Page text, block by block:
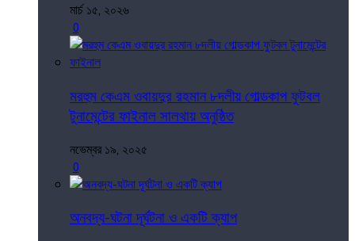
মার্চ ১৫, ২০২৬
0
মরহুম কেএম ওবায়দুর রহমান ৮দলীয় গোল্ডকাপ ফুটবল
টুনামেন্টের ফাইনাল সালথায় অনুষ্ঠিত
নভেম্বর ১৯, ২০২৫
0
অনবদ্য-ঘটনা দূর্ঘটনা ও একটি ক্যাপ